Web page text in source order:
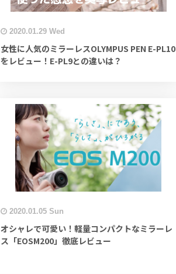
2020.01.29 Wed
女性に人気のミラーレスOLYMPUS PEN E-PL10
をレビュー！E-PL9との違いは？
2020.01.05 Sun
オシャレで可愛い！軽量コンパクトなミラーレ
ス「EOSM200」徹底レビュー